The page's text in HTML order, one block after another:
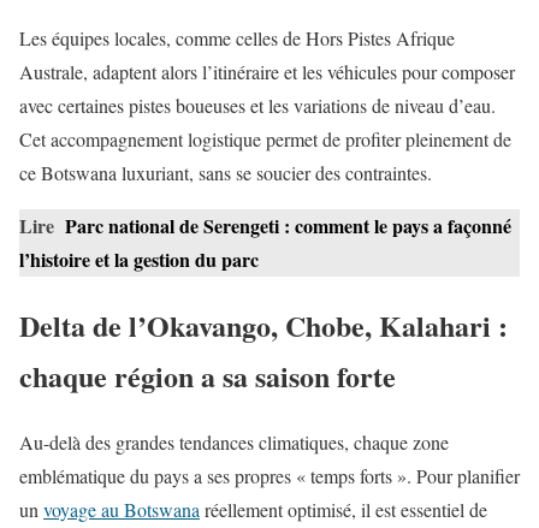
Les équipes locales, comme celles de Hors Pistes Afrique
Australe, adaptent alors l’itinéraire et les véhicules pour composer
avec certaines pistes boueuses et les variations de niveau d’eau.
Cet accompagnement logistique permet de profiter pleinement de
ce Botswana luxuriant, sans se soucier des contraintes.
Lire Parc national de Serengeti : comment le pays a façonné
l’histoire et la gestion du parc
Delta de l’Okavango, Chobe, Kalahari :
chaque région a sa saison forte
Au-delà des grandes tendances climatiques, chaque zone
emblématique du pays a ses propres « temps forts ». Pour planifier
un voyage au Botswana réellement optimisé, il est essentiel de